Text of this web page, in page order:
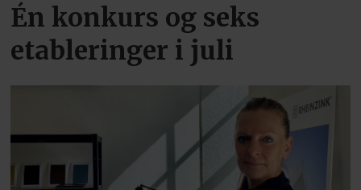
Én konkurs og seks
etableringer i juli